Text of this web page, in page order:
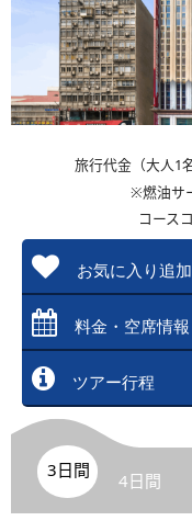
旅行代金（大人1名
※燃油サ
コース
お気に入り追
料金・空席情報
ツアー行程
3日間 4日間